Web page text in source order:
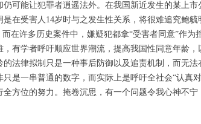
可能让犯罪者逍遥法外。在我国新近发生的某上
在受害人14岁时与之发生性关系，将很难追究鲍
在许多历史案件中，嫌疑犯都拿“受害者同意”作为
，有学者呼吁顺应世界潮流，提高我国性同意年龄
法律拟制只是一种事后防御以及追责机制，而无法
是一串普通的数字，而实际上是呼吁全社会“认真
方位的努力。掩卷沉思，有一个问题令我心神不